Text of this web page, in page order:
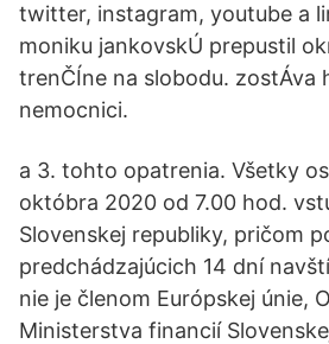
twitter, instagram, youtube a
moniku jankovskÚ prepustil
trenČÍne na slobodu. zostÁva
nemocnici.
a 3. tohto opatrenia. Všetky
októbra 2020 od 7.00 hod.
Slovenskej republiky, pričom
predchádzajúcich 14 dní
nie je členom Európskej únie,
Ministerstva financií